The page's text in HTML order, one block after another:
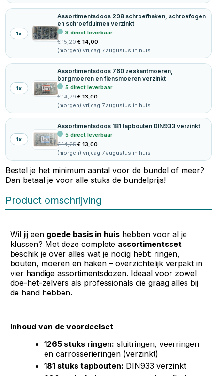
1x
Assortimentsdoos 298 schroefhaken, schroefogen
en schroefduimen verzinkt
3 direct leverbaar
€15,20€14,00
(morgen) vrijdag 7 augustus in huis
1x
Assortimentsdoos 760 zeskantmoeren,
borgmoeren en flensmoeren verzinkt
5 direct leverbaar
€14,79€13,00
(morgen) vrijdag 7 augustus in huis
1x
Assortimentsdoos 181 tapbouten DIN933 verzinkt
5 direct leverbaar
€14,25€13,00
(morgen) vrijdag 7 augustus in huis
Bestel je het minimum aantal voor de bundel of meer?
Dan betaal je voor alle stuks de bundelprijs!
Product omschrijving
Wil jij een goede basis in huis hebben voor al je
klussen? Met deze complete assortimentsset
beschik je over alles wat je nodig hebt: ringen,
bouten, moeren en haken – overzichtelijk verpakt in
vier handige assortimentsdozen. Ideaal voor zowel
doe-het-zelvers als professionals die graag alles bij
de hand hebben.
Inhoud van de voordeelset
1265 stuks ringen: sluitringen, veerringen
en carrosserieringen (verzinkt)
181 stuks tapbouten: DIN933 verzinkt